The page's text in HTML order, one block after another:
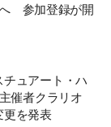
参加登録が開
ュアート・ハ
催者クラリオ
更を発表